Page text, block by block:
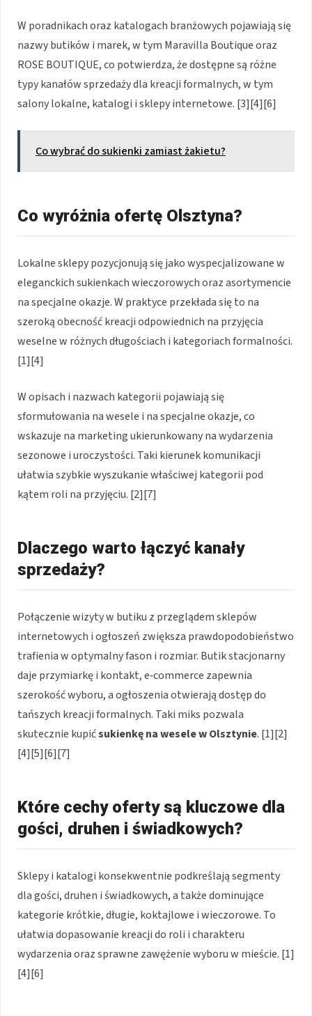
W poradnikach oraz katalogach branżowych pojawiają się
nazwy butików i marek, w tym Maravilla Boutique oraz
ROSE BOUTIQUE, co potwierdza, że dostępne są różne
typy kanałów sprzedaży dla kreacji formalnych, w tym
salony lokalne, katalogi i sklepy internetowe. [3][4][6]
Co wybrać do sukienki zamiast żakietu?
Co wyróżnia ofertę Olsztyna?
Lokalne sklepy pozycjonują się jako wyspecjalizowane w
eleganckich sukienkach wieczorowych oraz asortymencie
na specjalne okazje. W praktyce przekłada się to na
szeroką obecność kreacji odpowiednich na przyjęcia
weselne w różnych długościach i kategoriach formalności.
[1][4]
W opisach i nazwach kategorii pojawiają się
sformułowania na wesele i na specjalne okazje, co
wskazuje na marketing ukierunkowany na wydarzenia
sezonowe i uroczystości. Taki kierunek komunikacji
ułatwia szybkie wyszukanie właściwej kategorii pod
kątem roli na przyjęciu. [2][7]
Dlaczego warto łączyć kanały
sprzedaży?
Połączenie wizyty w butiku z przeglądem sklepów
internetowych i ogłoszeń zwiększa prawdopodobieństwo
trafienia w optymalny fason i rozmiar. Butik stacjonarny
daje przymiarkę i kontakt, e‑commerce zapewnia
szerokość wyboru, a ogłoszenia otwierają dostęp do
tańszych kreacji formalnych. Taki miks pozwala
skutecznie kupićsukienkę na wesele w Olsztynie. [1][2]
[4][5][6][7]
Które cechy oferty są kluczowe dla
gości, druhen i świadkowych?
Sklepy i katalogi konsekwentnie podkreślają segmenty
dla gości, druhen i świadkowych, a także dominujące
kategorie krótkie, długie, koktajlowe i wieczorowe. To
ułatwia dopasowanie kreacji do roli i charakteru
wydarzenia oraz sprawne zawężenie wyboru w mieście. [1]
[4][6]